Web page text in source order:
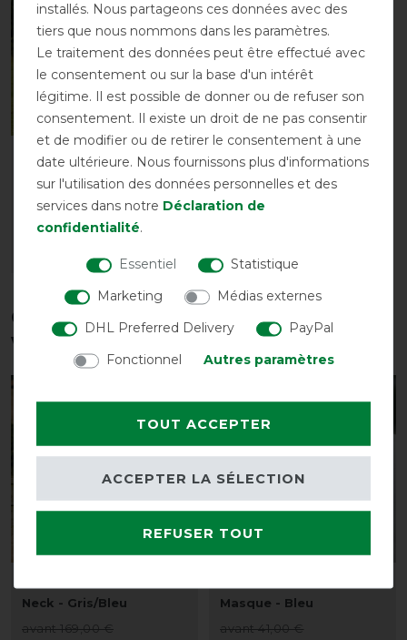
Bucas Buzz-Off Full
Neck - argent/bleu
avant 125,00 €
112,50 € *
LISTE DE SOUHAITS
Ces produits pourraient également
vous intéresser
Neck - Gris/Bleu
avant 169,00 €
Masque - Bleu
avant 41,00 €
installés. Nous partageons ces données avec des
tiers que nous nommons dans les paramètres.
Le traitement des données peut être effectué avec
le consentement ou sur la base d'un intérêt
légitime. Il est possible de donner ou de refuser son
consentement. Il existe un droit de ne pas consentir
et de modifier ou de retirer le consentement à une
date ultérieure. Nous fournissons plus d'informations
sur l'utilisation des données personnelles et des
services dans notre Déclaration de
confidentialité.
Essentiel
Statistique
Marketing
Médias externes
DHL Preferred Delivery
PayPal
Fonctionnel
Autres paramètres
TOUT ACCEPTER
REFUSER TOUT
ACCEPTER LA SÉLECTION